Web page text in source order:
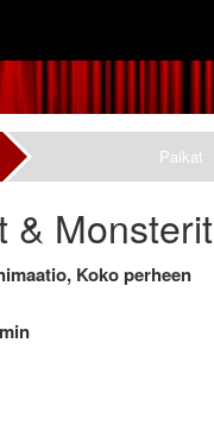
Paikat
& Monsterit
Koko perheen